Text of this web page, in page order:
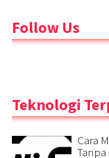
Follow Us
Teknologi
Cara